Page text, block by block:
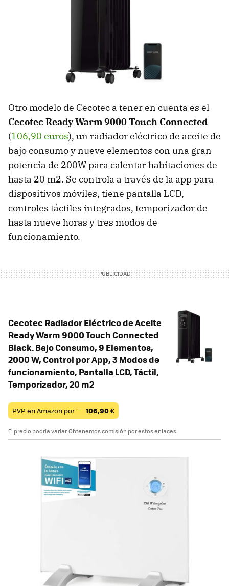
Otro modelo de Cecotec a tener en cuenta es el
Cecotec Ready Warm 9000 Touch Connected
(106,90 euros), un radiador eléctrico de aceite de
bajo consumo y nueve elementos con una gran
potencia de 200W para calentar habitaciones de
hasta 20 m2. Se controla a través de la app para
dispositivos móviles, tiene pantalla LCD,
controles táctiles integrados, temporizador de
hasta nueve horas y tres modos de
funcionamiento.
Cecotec Radiador Eléctrico de Aceite
Ready Warm 9000 Touch Connected
Black. Bajo Consumo, 9 Elementos,
2000 W, Control por App, 3 Modos de
funcionamiento, Pantalla LCD, Táctil,
Temporizador, 20 m2
PVP en Amazon por — 106,90€
El precio podría variar. Obtenemos comisión por estos enlaces